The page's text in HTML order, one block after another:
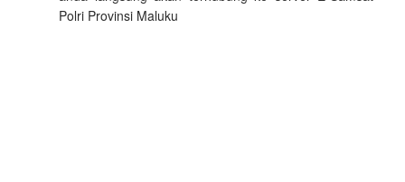
Polri Provinsi Maluku